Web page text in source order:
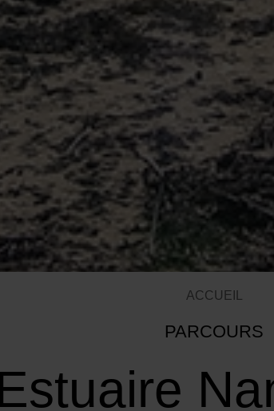
ACCUEIL
PARCOURS